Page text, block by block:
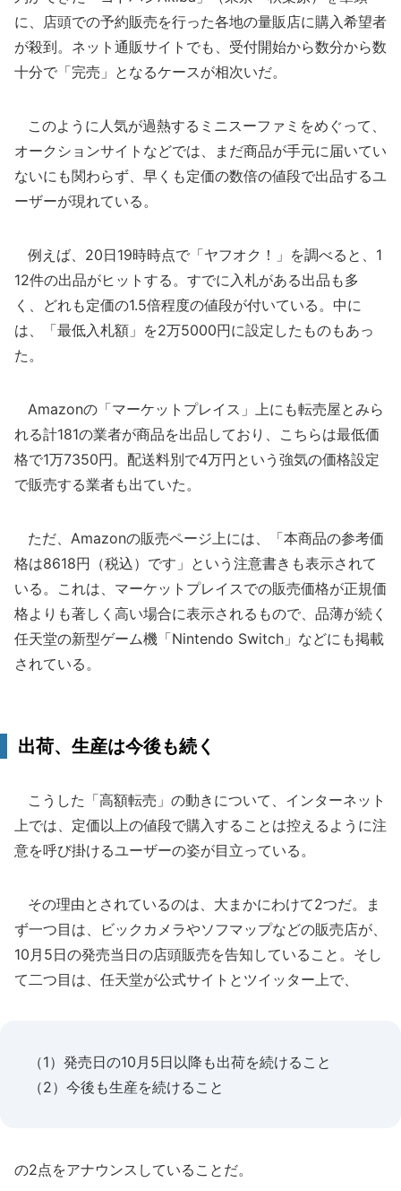
に、店頭での予約販売を行った各地の量販店に購入希望者
が殺到。ネット通販サイトでも、受付開始から数分から数
十分で「完売」となるケースが相次いだ。
このように人気が過熱するミニスーファミをめぐって、
オークションサイトなどでは、まだ商品が手元に届いてい
ないにも関わらず、早くも定価の数倍の値段で出品するユ
ーザーが現れている。
例えば、20日19時時点で「ヤフオク！」を調べると、1
12件の出品がヒットする。すでに入札がある出品も多
く、どれも定価の1.5倍程度の値段が付いている。中に
は、「最低入札額」を2万5000円に設定したものもあっ
た。
Amazonの「マーケットプレイス」上にも転売屋とみら
れる計181の業者が商品を出品しており、こちらは最低価
格で1万7350円。配送料別で4万円という強気の価格設定
で販売する業者も出ていた。
ただ、Amazonの販売ページ上には、「本商品の参考価
格は8618円（税込）です」という注意書きも表示されて
いる。これは、マーケットプレイスでの販売価格が正規価
格よりも著しく高い場合に表示されるもので、品薄が続く
任天堂の新型ゲーム機「Nintendo Switch」などにも掲載
されている。
出荷、生産は今後も続く
こうした「高額転売」の動きについて、インターネット
上では、定価以上の値段で購入することは控えるように注
意を呼び掛けるユーザーの姿が目立っている。
その理由とされているのは、大まかにわけて2つだ。ま
ず一つ目は、ビックカメラやソフマップなどの販売店が、
10月5日の発売当日の店頭販売を告知していること。そし
て二つ目は、任天堂が公式サイトとツイッター上で、
（1）発売日の10月5日以降も出荷を続けること
（2）今後も生産を続けること
の2点をアナウンスしていることだ。